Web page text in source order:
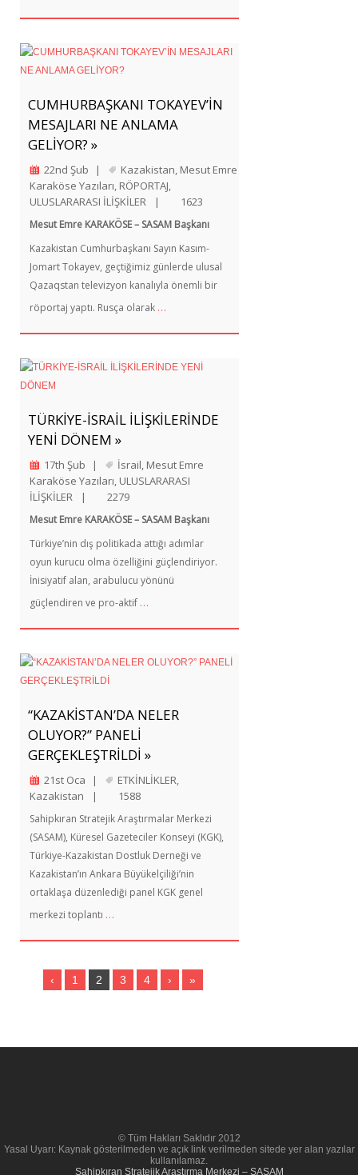
CUMHURBAŞKANI TOKAYEV’İN
MESAJLARI NE ANLAMA
GELİYOR? »
22nd Şub | Kazakistan Mesut Emre
Karaköse Yazıları RÖPORTAJ
ULUSLARARASI İLİŞKİLER
| 1623
Mesut Emre KARAKÖSE – SASAM Başkanı
Kazakistan Cumhurbaşkanı Sayın Kasım-
Jomart Tokayev, geçtiğimiz günlerde ulusal
Qazaqstan televizyon kanalıyla önemli bir
röportaj yaptı. Rusça olarak …
TÜRKİYE-İSRAİL İLİŞKİLERİNDE
YENİ DÖNEM »
17th Şub | İsrail Mesut Emre
Karaköse Yazıları ULUSLARARASI
İLİŞKİLER
| 2279
Mesut Emre KARAKÖSE – SASAM Başkanı
Türkiye’nin dış politikada attığı adımlar
oyun kurucu olma özelliğini güçlendiriyor.
İnisiyatif alan, arabulucu yönünü
güçlendiren ve pro-aktif …
“KAZAKİSTAN’DA NELER
OLUYOR?” PANELİ
GERÇEKLEŞTRİLDİ »
21st Oca | ETKİNLİKLER
Kazakistan
| 1588
Sahipkıran Stratejik Araştırmalar Merkezi
(SASAM), Küresel Gazeteciler Konseyi (KGK),
Türkiye-Kazakistan Dostluk Derneği ve
Kazakistan’ın Ankara Büyükelçiliği’nin
ortaklaşa düzenlediği panel KGK genel
merkezi toplantı …
‹ 1 2 3 4 › »
© Tüm Hakları Saklıdır 2012
Yasal Uyarı: Kaynak gösterilmeden ve açık link verilmeden sitede yer alan yazılar
kullanılamaz.
Sahipkıran Stratejik Araştırma Merkezi – SASAM